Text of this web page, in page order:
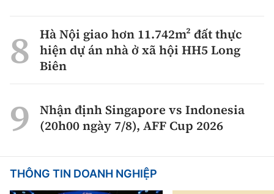
Hà Nội giao hơn 11.742m² đất thực
hiện dự án nhà ở xã hội HH5 Long
Biên
Nhận định Singapore vs Indonesia
(20h00 ngày 7/8), AFF Cup 2026
THÔNG TIN DOANH NGHIỆP